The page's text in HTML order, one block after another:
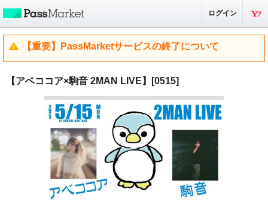
ログイン
【重要】PassMarketサービスの終了について
【アベココア×駒音 2MAN LIVE】[0515]